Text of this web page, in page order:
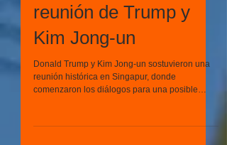
Entérate de la última
reunión de Trump y
Kim Jong-un
Donald Trump y Kim Jong-un sostuvieron una
desnuclearización d